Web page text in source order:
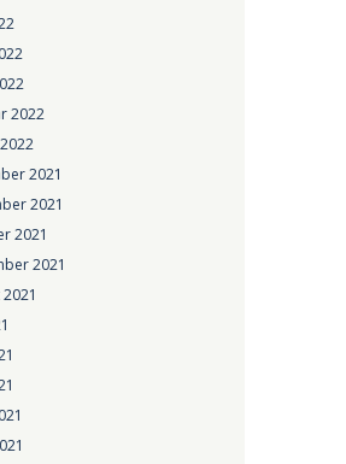
2022
2021
2021
2021
2021